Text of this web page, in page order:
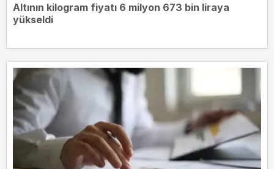
Altının kilogram fiyatı 6 milyon 673 bin liraya
yükseldi